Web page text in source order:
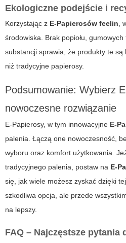
Ekologiczne podejście i
Korzystając z E-Papierosów feelin,
środowiska. Brak popiołu,
substancji sprawia, że produkty te
niż tradycyjne papierosy.
Podsumowanie: Wybierz
nowoczesne rozwiązanie
E-Papierosy, w tym innowacyjne E-
palenia. Łączą one nowoczesność,
wyboru oraz komfort użytkowania.
tradycyjnego palenia, postaw na E-
się, jak wiele możesz zyskać dzięki
szkodliwa opcja, ale przede
na lepszy.
FAQ – Najczęstsze pytania